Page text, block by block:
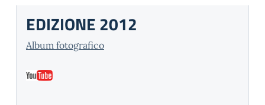
EDIZIONE 2012
Album fotografico